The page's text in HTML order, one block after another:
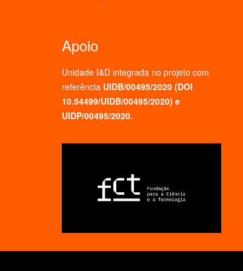
Apoio
Unidade I&D integrada no projeto com
referência UIDB/00495/2020 (DOI
10.54499/UIDB/00495/2020) e
UIDP/00495/2020.